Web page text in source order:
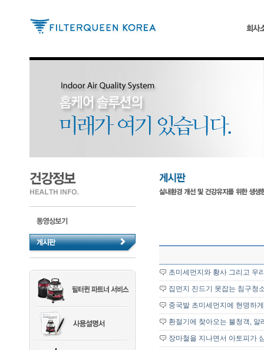
초미세먼지와 황사 그리고 우
집먼지 진드기 못잡는 침구청
중국발 초미세먼지에 현명하
환절기에 찾아오는 불청객,
장마철을 지나면서 아토피가